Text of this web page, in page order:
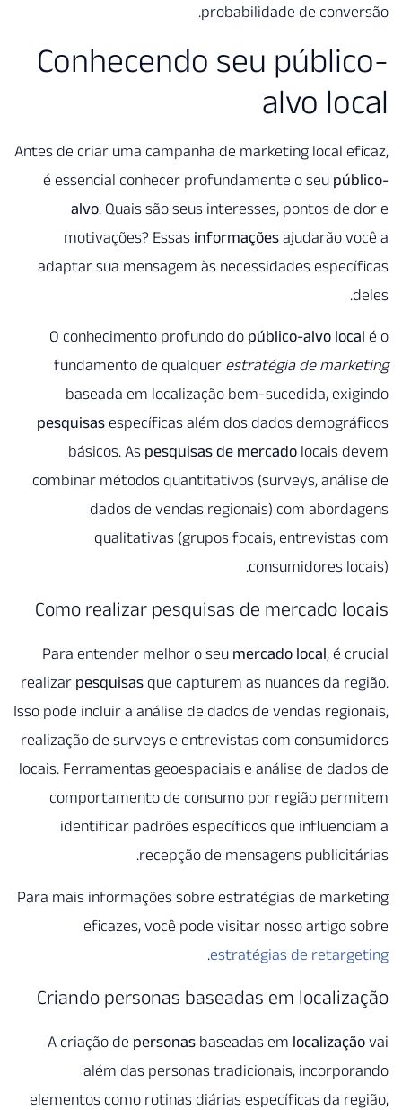
Conhecendo
Antes de criar uma campanha
é essencial conhecer
alvo. Quais são seus
motivações? Essas
adaptar sua mensagem às
O conhecimento profundo
fundamento de qualquer
baseada em localização
pesquisasespecíficas além
básicos. Aspesquisas
combinar métodos
dados de vendas
qualitativas (grupos
Como realizar
Para entender melhor o seu
realizarpesquisasque
Isso pode incluir a análise de
realização de surveys e
locais. Ferramentas
comportamento de
identificar padrões
recepção de
Para mais informações sobre
eficazes, você pode
.
Criando personas
A criação depersonas
além das personas
elementos como rotinas